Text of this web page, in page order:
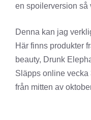
en spoilerversion så
Denna kan jag
Här finns produkter
beauty, Drunk
Släpps online vecka
från mitten av